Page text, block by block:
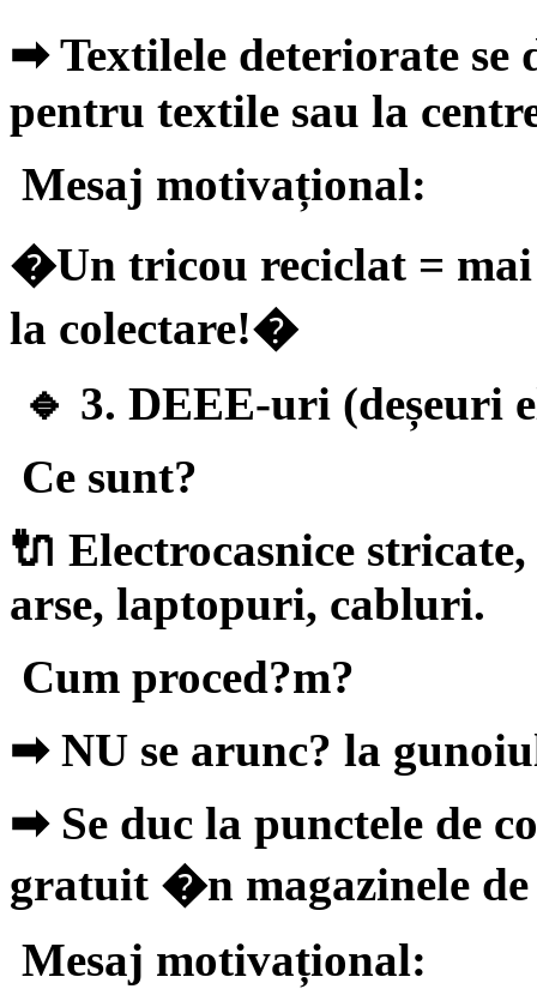
➡Textilele deteriorate se
pentru textile sau la
Mesaj motivațional:
�Un tricou reciclat =
la colectare!�
🔹 3. DEEE-uri (deșeuri
Ce sunt?
🔌 Electrocasnice
arse, laptopuri, cabluri.
Cum proced?m?
➡NU se arunc? la
➡Se duc la punctele de
gratuit �n magazinele de
Mesaj motivațional: